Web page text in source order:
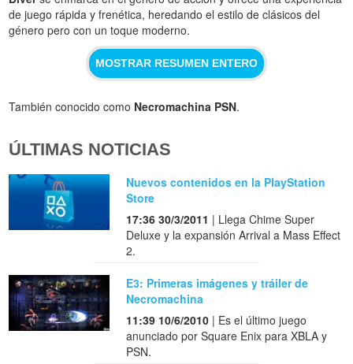
de juego rápida y frenética, heredando el estilo de clásicos del
género pero con un toque moderno.
MOSTRAR RESUMEN ENTERO
También conocido como Necromachina PSN.
ÚLTIMAS NOTICIAS
Nuevos contenidos en la PlayStation
Store
17:36 30/3/2011 | Llega Chime Super
Deluxe y la expansión Arrival a Mass Effect
2.
E3: Primeras imágenes y tráiler de
Necromachina
11:39 10/6/2010 | Es el último juego
anunciado por Square Enix para XBLA y
PSN.